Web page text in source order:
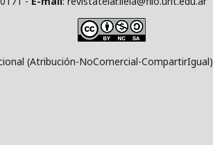
NoComercial-CompartirIgual) a